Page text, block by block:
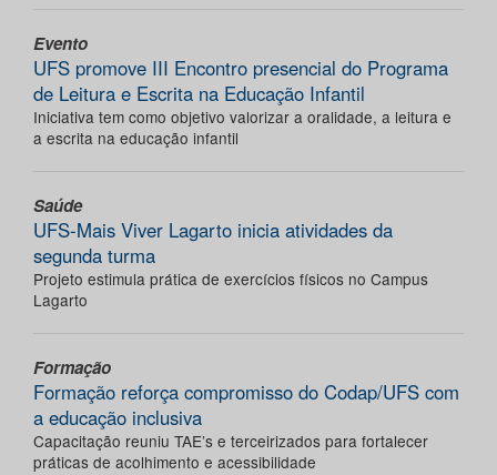
Evento
UFS promove III Encontro presencial do Programa
de Leitura e Escrita na Educação Infantil
Iniciativa tem como objetivo valorizar a oralidade, a leitura e
a escrita na educação infantil
Saúde
UFS-Mais Viver Lagarto inicia atividades da
segunda turma
Projeto estimula prática de exercícios físicos no Campus
Lagarto
Formação
Formação reforça compromisso do Codap/UFS com
a educação inclusiva
Capacitação reuniu TAE’s e terceirizados para fortalecer
práticas de acolhimento e acessibilidade